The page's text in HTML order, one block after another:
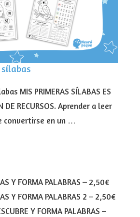
MIS PRIMERAS SÍLABAS ES
DE RECURSOS. Aprender a leer
convertirse en un …
Y FORMA PALABRAS – 2,50€
Y FORMA PALABRAS 2 – 2,50€
Y FORMA PALABRAS –